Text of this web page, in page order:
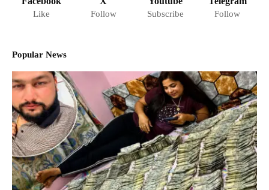
Like Follow Subscribe Follow
Popular News